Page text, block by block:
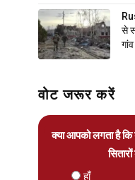
से
वोट जरूर करें
क्या आपको लगता है
हाँ